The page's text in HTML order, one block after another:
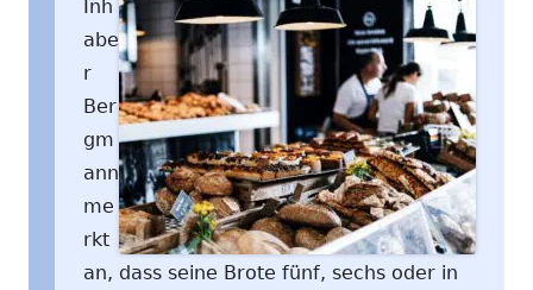
Inh
abe
r
Ber
gm
ann
me
rkt
an, dass seine Brote fünf, sechs oder in